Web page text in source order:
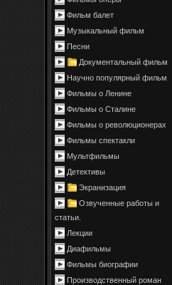
Фильм балет
Музыкальный фильм
Песни
Документальный фильм
Научно популярный фильм
Фильмы о Ленине
Фильмы о Сталине
Фильмы о революционерах
Фильмы спектакли
Мультфильмы
Детективы
Экранизация
Озвученные работы и
статьи.
Лекции
Диафильмы
Фильмы биографии
Производственный роман